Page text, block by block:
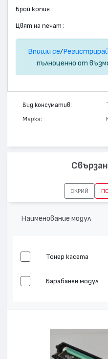
Брой копия :
Цвят на печат :
Впиши се/
пълноценно от
Вид консуматив:
Марка:
Цвят:
СКРИЙ
Наименование модул
Тонер касета
Барабанен модул